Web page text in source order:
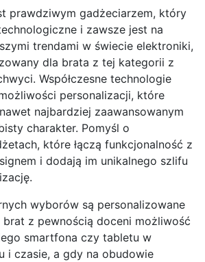
prawdziwym gadżeciarzem, który
i zawsze jest na
trendami w świecie elektroniki,
dla brata z tej kategorii z
Współczesne technologie
personalizacji, które
najbardziej zaawansowanym
charakter. Pomyśl o
które łączą funkcjonalność z
i dodają im unikalnego szlifu
wyborów są personalizowane
brat z pewnością doceni możliwość
smartfona czy tabletu w
i czasie, a gdy na obudowie